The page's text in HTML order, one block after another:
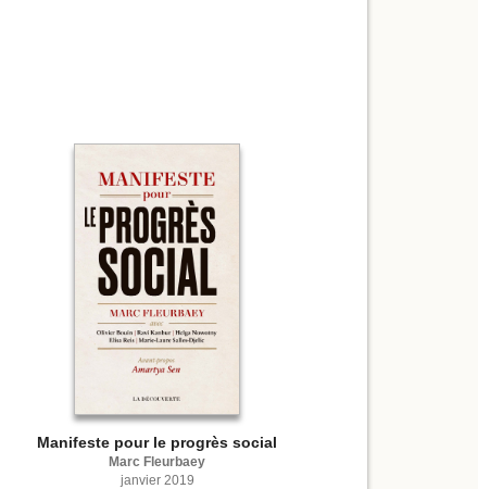
Manifeste pour le progrès social
Marc Fleurbaey
janvier 2019